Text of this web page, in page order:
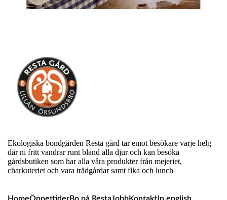
Ekologiska bondgården Resta gård tar emot besökare varje helg
där ni fritt vandrar runt bland alla djur och kan besöka
gårdsbutiken som har alla våra produkter från mejeriet,
charkuteriet och vara trädgårdar samt fika och lunch
HomeÖppettiderBo på Resta JobbKontakt In english